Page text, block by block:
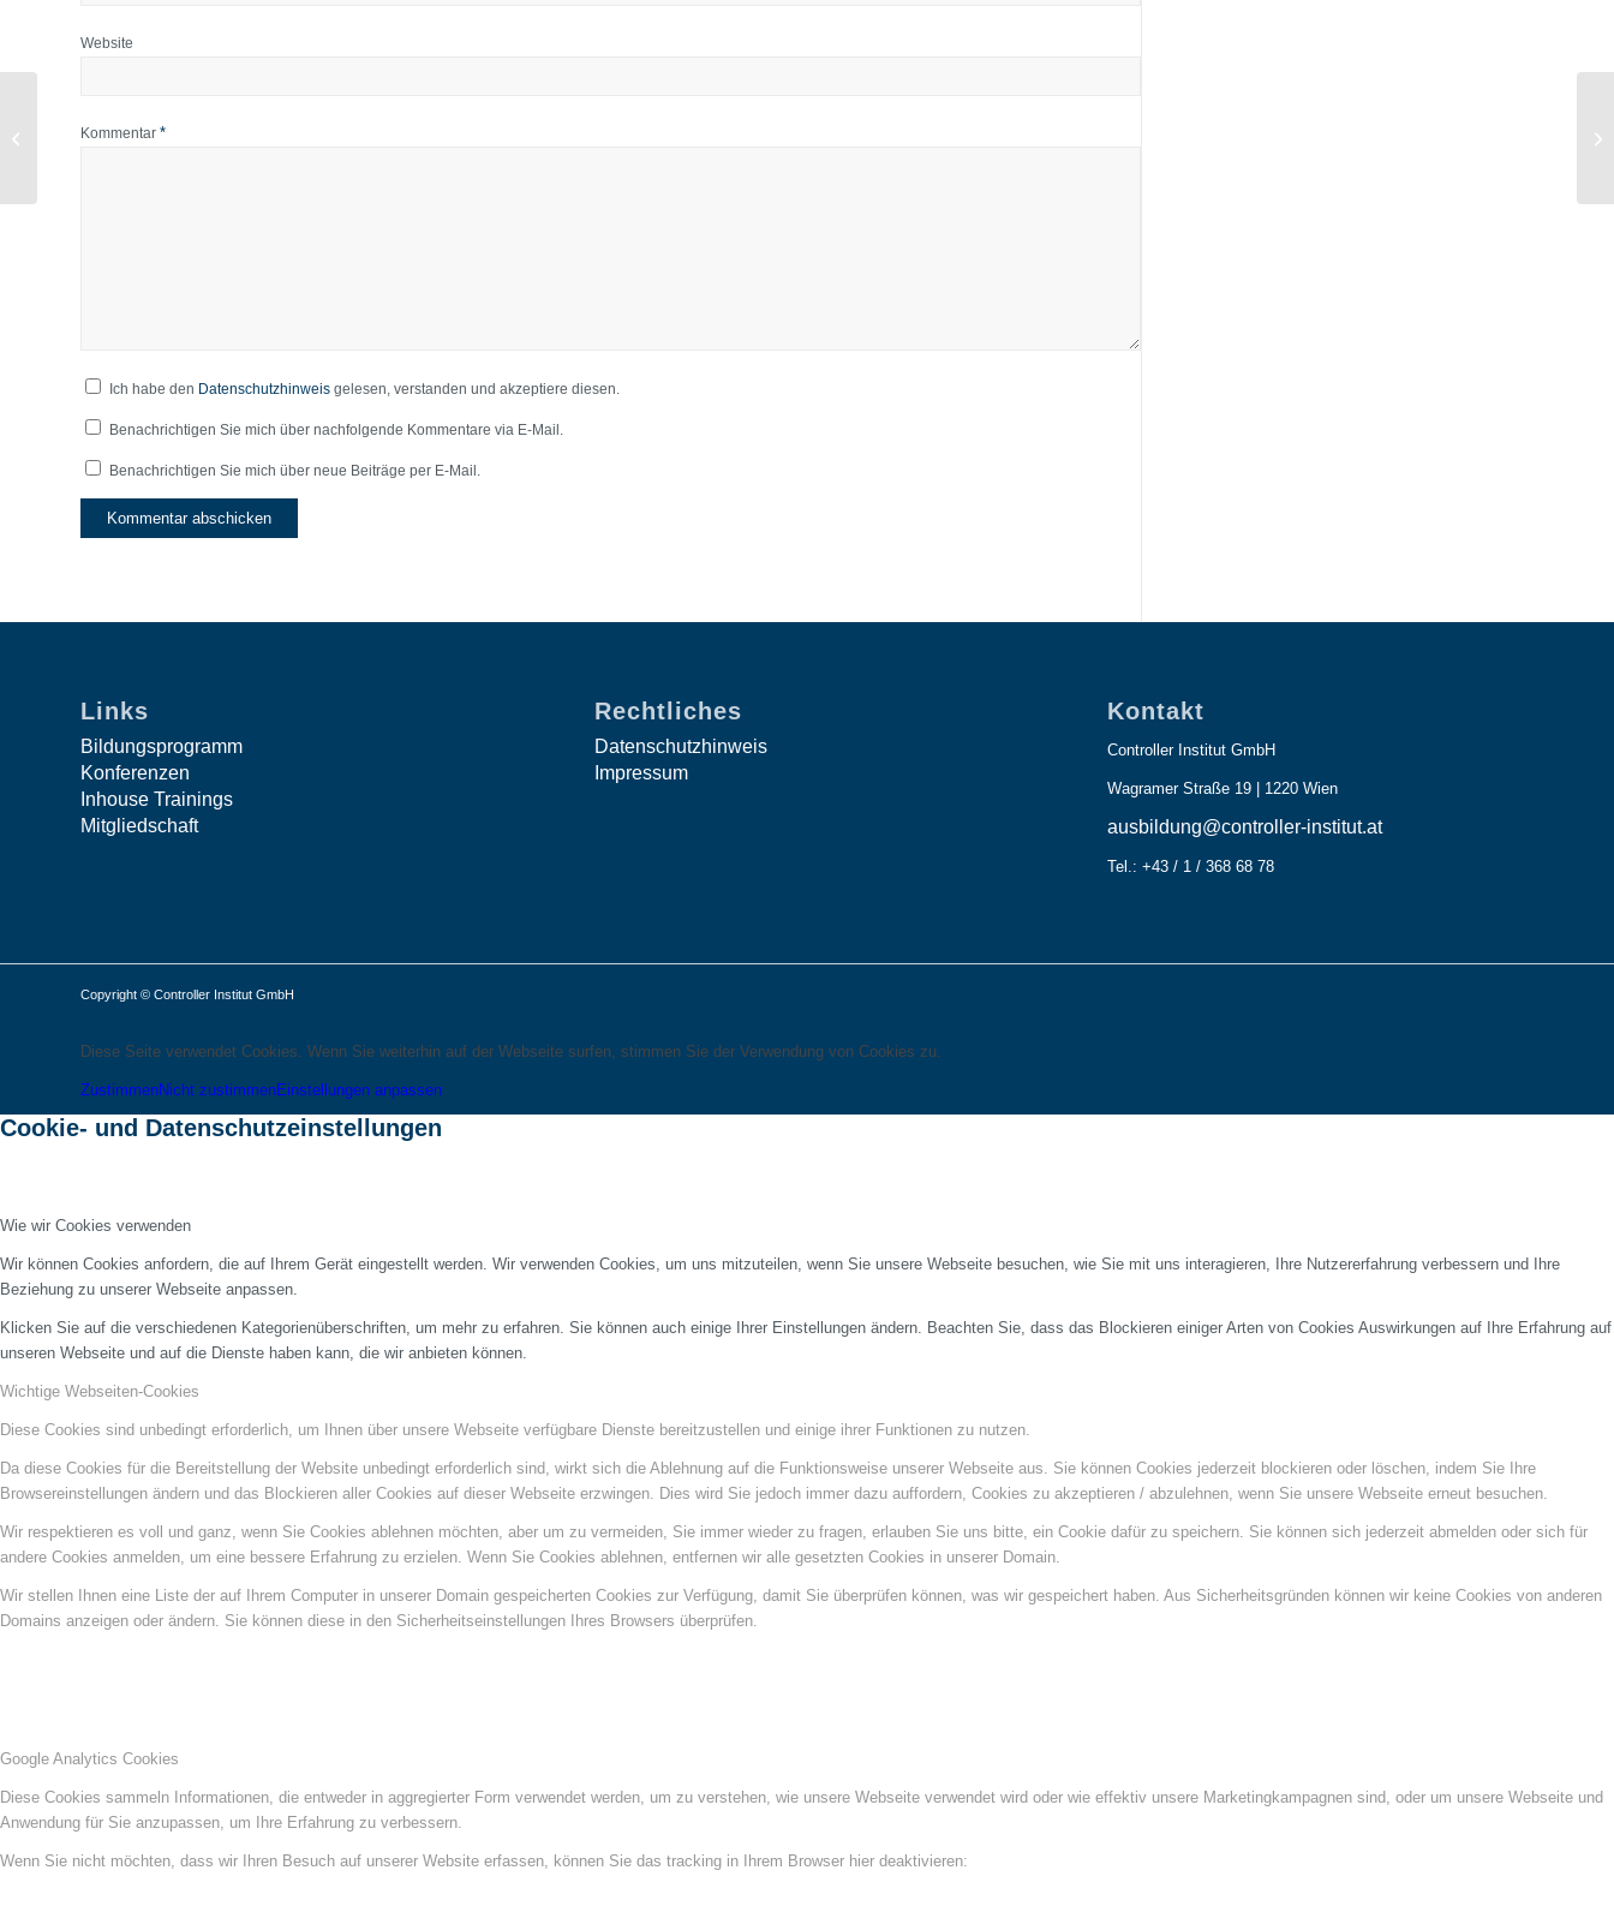
Website
Kommentar *
Ich habe den Datenschutzhinweis gelesen, verstanden und akzeptiere diesen.
Benachrichtigen Sie mich über nachfolgende Kommentare via E-Mail.
Benachrichtigen Sie mich über neue Beiträge per E-Mail.
Links
Bildungsprogramm
Konferenzen
Inhouse Trainings
Mitgliedschaft
Rechtliches
Datenschutzhinweis
Impressum
Kontakt
Controller Institut GmbH
Wagramer Straße 19 | 1220 Wien
ausbildung@controller-institut.at
Tel.: +43 / 1 / 368 68 78
Copyright © Controller Institut GmbH
Nachlese: Thought
Diese Seite verwendet Cookies. Wenn Sie weiterhin auf der Webseite surfen, stimmen Sie der Verwendung von Cookies zu.
ZustimmenNicht zustimmenEinstellungen anpassen
Cookie- und Datenschutzeinstellungen
Wie wir Cookies verwenden
Wir können Cookies anfordern, die auf Ihrem Gerät eingestellt werden. Wir verwenden Cookies, um uns mitzuteilen, wenn Sie unsere Webseite besuchen, wie Sie mit uns interagieren, Ihre Nutzererfahrung verbessern und Ihre
Beziehung zu unserer Webseite anpassen.
Klicken Sie auf die verschiedenen Kategorienüberschriften, um mehr zu erfahren. Sie können auch einige Ihrer Einstellungen ändern. Beachten Sie, dass das Blockieren einiger Arten von Cookies Auswirkungen auf Ihre Erfahrung auf
unseren Webseite und auf die Dienste haben kann, die wir anbieten können.
Wichtige Webseiten-Cookies
Diese Cookies sind unbedingt erforderlich, um Ihnen über unsere Webseite verfügbare Dienste bereitzustellen und einige ihrer Funktionen zu nutzen.
Da diese Cookies für die Bereitstellung der Website unbedingt erforderlich sind, wirkt sich die Ablehnung auf die Funktionsweise unserer Webseite aus. Sie können Cookies jederzeit blockieren oder löschen, indem Sie Ihre
Browsereinstellungen ändern und das Blockieren aller Cookies auf dieser Webseite erzwingen. Dies wird Sie jedoch immer dazu auffordern, Cookies zu akzeptieren / abzulehnen, wenn Sie unsere Webseite erneut besuchen.
Wir respektieren es voll und ganz, wenn Sie Cookies ablehnen möchten, aber um zu vermeiden, Sie immer wieder zu fragen, erlauben Sie uns bitte, ein Cookie dafür zu speichern. Sie können sich jederzeit abmelden oder sich für
andere Cookies anmelden, um eine bessere Erfahrung zu erzielen. Wenn Sie Cookies ablehnen, entfernen wir alle gesetzten Cookies in unserer Domain.
Wir stellen Ihnen eine Liste der auf Ihrem Computer in unserer Domain gespeicherten Cookies zur Verfügung, damit Sie überprüfen können, was wir gespeichert haben. Aus Sicherheitsgründen können wir keine Cookies von anderen
Domains anzeigen oder ändern. Sie können diese in den Sicherheitseinstellungen Ihres Browsers überprüfen.
Google Analytics Cookies
Diese Cookies sammeln Informationen, die entweder in aggregierter Form verwendet werden, um zu verstehen, wie unsere Webseite verwendet wird oder wie effektiv unsere Marketingkampagnen sind, oder um unsere Webseite und
Anwendung für Sie anzupassen, um Ihre Erfahrung zu verbessern.
Wenn Sie nicht möchten, dass wir Ihren Besuch auf unserer Website erfassen, können Sie das tracking in Ihrem Browser hier deaktivieren: